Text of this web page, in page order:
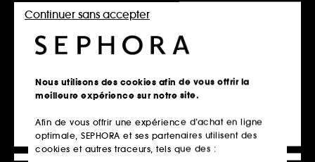
29
39,90€
Ajouter au panier
36,00€
Ajouter au panier
Nous utilisons des cookies afin de vous offrir la
meilleure expérience sur notre site.
Afin de vous offrir une expérience d’achat en ligne
optimale, SEPHORA et ses partenaires utilisent des
cookies et autres traceurs, tels que des :
Continuer sans accepter